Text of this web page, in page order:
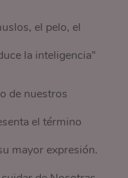
el pelo, el
la inteligencia”
de nuestros
el término
mayor expresión.